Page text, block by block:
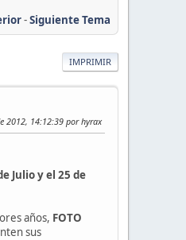
-Siguiente Tema
IMPRIMIR
2012, 14:12:39 por hyrax
Julio y el 25 de
años, FOTO
sus